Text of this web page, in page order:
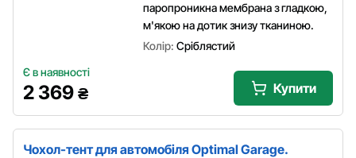
паропроникна мембрана з гладкою,
м'якою на дотик знизу тканиною.
Колір: Сріблястий
Є в наявності
2 369 ₴ Купити
Чохол-тент для автомобіля Optimal Garage.